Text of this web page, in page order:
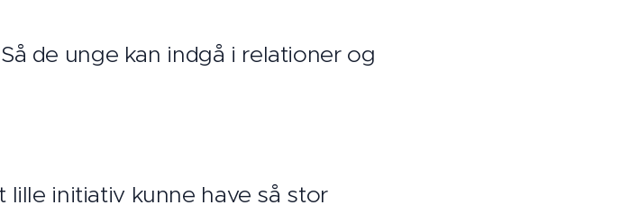
Så de unge kan indgå i relationer og
initiativ kunne have så stor